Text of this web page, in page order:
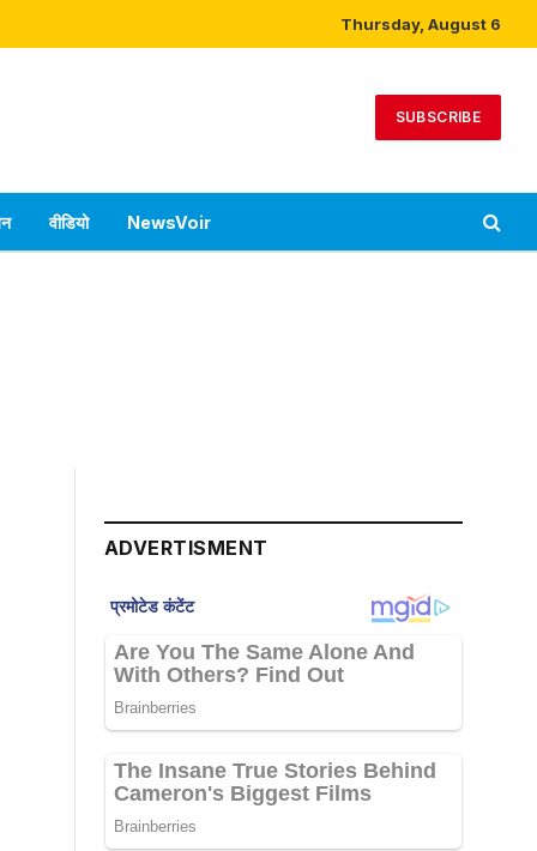
Thursday, August 6
SUBSCRIBE
वीडियो NewsVoir
ADVERTISMENT